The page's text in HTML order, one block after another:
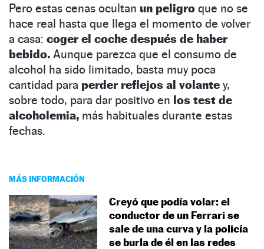
Pero estas cenas ocultan un peligro que no se
hace real hasta que llega el momento de volver
a casa: coger el coche después de haber
bebido. Aunque parezca que el consumo de
alcohol ha sido limitado, basta muy poca
cantidad para perder reflejos al volante y,
sobre todo, para dar positivo en los test de
alcoholemia, más habituales durante estas
fechas.
MÁS INFORMACIÓN
Creyó que podía volar: el
conductor de un Ferrari se
sale de una curva y la policía
se burla de él en las redes